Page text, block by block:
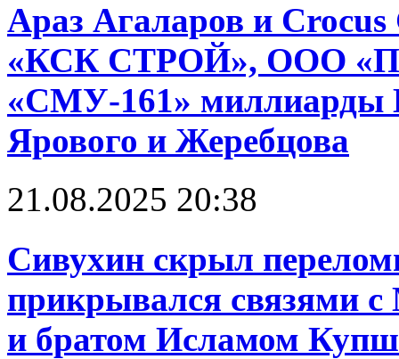
Араз Агаларов и
«КСК СТРОЙ», ООО
«СМУ-161» миллиарды
Ярового и Жеребцова
21.08.2025 20:38
Сивухин скрыл
прикрывался связями
и братом Исламом